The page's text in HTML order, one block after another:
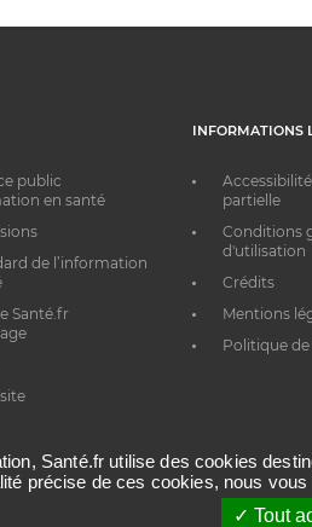
public
en santé
de l’information
Santé.fr
INFORMATIONS
partielle
Conditions
d'utilisation
Crédits
Mentions
Politique
Santé.fr utilise des cookies
précise de ces cookies, nous
Tout